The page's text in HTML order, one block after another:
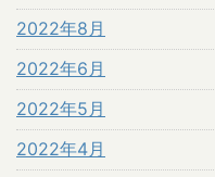
2022年8月
2022年6月
2022年5月
2022年4月